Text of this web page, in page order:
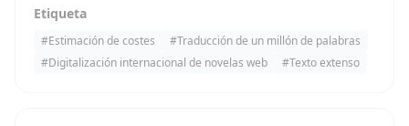
Etiqueta
#Estimación de costes #Traducción de un millón de palabras
#Digitalización internacional de novelas web #Texto extenso